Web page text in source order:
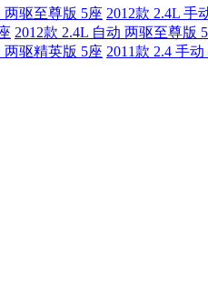
两驱至尊版 5座 2012款 2.4L 手
2012款 2.4L 自动 两驱至尊版
两驱精英版 5座 2011款 2.4 手